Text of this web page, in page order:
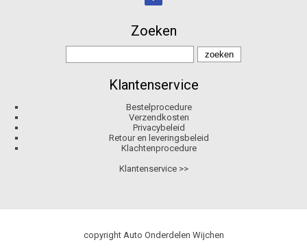
Zoeken
Klantenservice
Bestelprocedure
Verzendkosten
Privacybeleid
Retour en leveringsbeleid
Klachtenprocedure
Klantenservice >>
copyright Auto Onderdelen Wijchen